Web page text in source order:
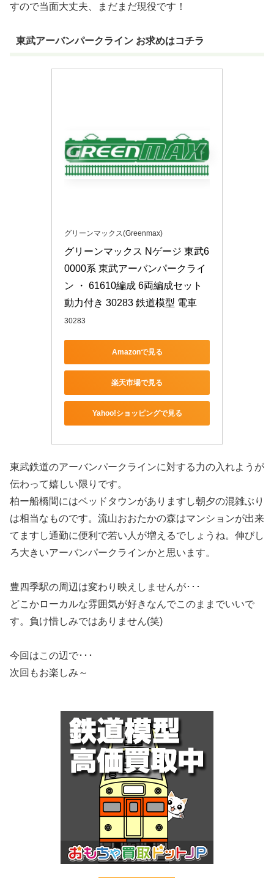
すので当面大丈夫、まだまだ現役です！
東武アーバンパークライン お求めはコチラ
グリーンマックス(Greenmax)
グリーンマックス Nゲージ 東武6
0000系 東武アーバンパークライ
ン ・ 61610編成 6両編成セット
動力付き 30283 鉄道模型 電車
30283
Amazonで見る
楽天市場で見る
Yahoo!ショッピングで見る
東武鉄道のアーバンパークラインに対する力の入れようが
伝わって嬉しい限りです。
柏ー船橋間にはベッドタウンがありますし朝夕の混雑ぶり
は相当なものです。流山おおたかの森はマンションが出来
てますし通勤に便利で若い人が増えるでしょうね。伸びし
ろ大きいアーバンパークラインかと思います。
豊四季駅の周辺は変わり映えしませんが･･･
どこかローカルな雰囲気が好きなんでこのままでいいで
す。負け惜しみではありません(笑)
今回はこの辺で･･･
次回もお楽しみ～